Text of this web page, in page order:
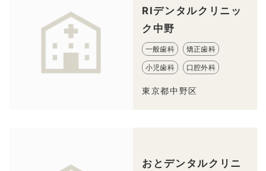
RIデンタルクリニッ
ク中野
一般歯科 矯正歯科
小児歯科 口腔外科
東京都中野区
おとデンタルクリニ